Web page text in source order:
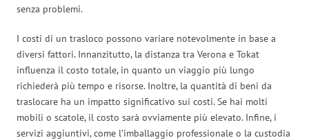
senza problemi.
I costi di un trasloco possono variare notevolmente in base a
diversi fattori. Innanzitutto, la distanza tra Verona e Tokat
influenza il costo totale, in quanto un viaggio più lungo
richiederà più tempo e risorse. Inoltre, la quantità di beni da
traslocare ha un impatto significativo sui costi. Se hai molti
mobili o scatole, il costo sarà ovviamente più elevato. Infine, i
servizi aggiuntivi, come l’imballaggio professionale o la custodia